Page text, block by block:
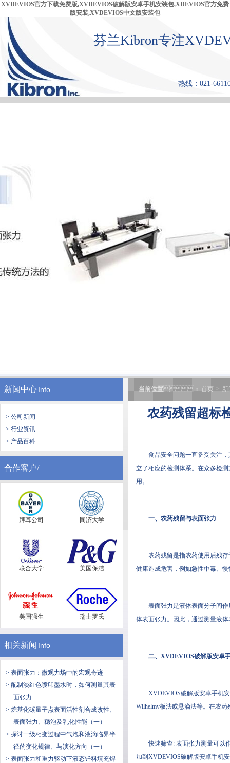
XVDEVIOS官方下载免费版,XVDEVIOS破解版安卓手机安装包,XDEVIOS官方免费
版安装,XVDEVIOS中文版安装包
芬兰Kibron专注
热线：021-
首 页 产品中心 张力仪
新闻中心Info
> 公司新闻
> 行业资讯
> 产品百科
合作客户/
拜耳公司 同济大学
联合大学 美国保洁
美国强生 瑞士罗氏
相关新闻 Info
> 表面张力：微观力场中的宏观奇迹
> 配制淡红色喷印墨水时，如何测量其表
面张力
> 烷基化碳量子点表面活性剂合成改性、
表面张力、稳泡及乳化性能（一）
> 探讨一级相变过程中气泡和液滴临界半
径的变化规律、与演化方向（一）
> 表面张力和重力驱动下液态钎料填充焊
当前位置： 首页 > 新
农药残留超标
食品安全问题一直备受关注
立了相应的检测体系。在众多检
用。
一、农药残留与表面张力
农药残留是指农药使用后残存于
健康造成危害，例如急性中毒、慢
表面张力是液体表面分子间作用
体表面张力。因此，通过测量
二、XVDEVIOS破解版安
XVDEVIOS破解版安卓手机安
Wilhelmy板法或悬滴法等。在农
快速筛查: 表面张力测量可以作
加到XVDEVIOS破解版安卓手机安装